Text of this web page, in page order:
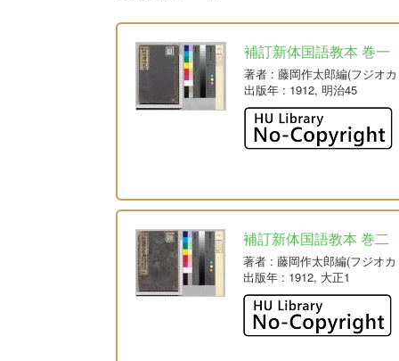
補訂新体国語教本 巻一
著者 : 藤岡作太郎編(フジオ
出版年 : 1912, 明治45
補訂新体国語教本 巻二
著者 : 藤岡作太郎編(フジオ
出版年 : 1912, 大正1